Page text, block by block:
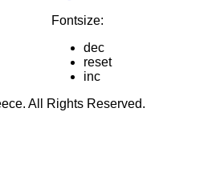
Fontsize:
dec
reset
inc
All Rights Reserved.